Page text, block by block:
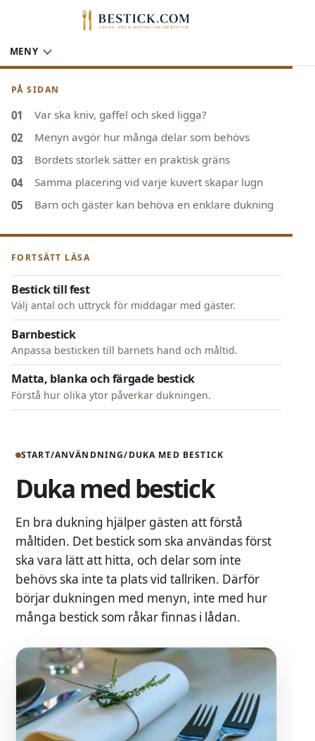
MENY
START ANVÄNDNING DUKA MED BESTICK
Duka med bestick
En bra dukning hjälper gästen att förstå
måltiden. Det bestick som ska användas först
ska vara lätt att hitta, och delar som inte
behövs ska inte ta plats vid tallriken. Därför
börjar dukningen med menyn, inte med hur
många bestick som råkar finnas i lådan.
PÅ SIDAN
Var ska kniv, gaffel och sked ligga?
Menyn avgör hur många delar som behövs
Bordets storlek sätter en praktisk gräns
Samma placering vid varje kuvert skapar lugn
Barn och gäster kan behöva en enklare dukning
FORTSÄTT LÄSA
Bestick till fest
Välj antal och uttryck för middagar med gäster.
Barnbestick
Anpassa besticken till barnets hand och måltid.
Matta, blanka och färgade bestick
Förstå hur olika ytor påverkar dukningen.